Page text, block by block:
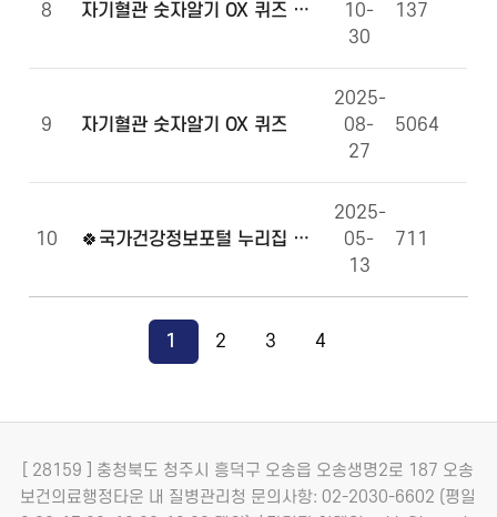
8 자기혈관 숫자알기 OX 퀴즈 당첨자 발표
10-
30
137
9 자기혈관 숫자알기 OX 퀴즈
2025-
08-
27
5064
10 🍀국가건강정보포털 누리집 만족도 조사에 참여해주세요!🍀
2025-
05-
13
711
1 2 3 4
[ 28159 ] 충청북도 청주시 흥덕구 오송읍 오송생명2로 187 오송
보건의료행정타운 내 질병관리청 문의사항: 02-2030-6602 (평일